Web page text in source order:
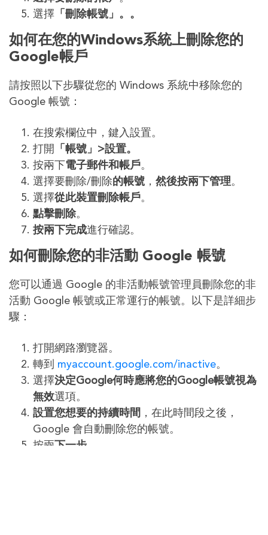
選擇 「刪除帳號」。。
如何在您的Windows系統上刪除您的
Google帳戶
請按照以下步驟從您的 Windows 系統中移除您的
Google 帳號：
在搜索欄位中，鍵入設置。
打開
「帳號」>設置。
按兩下 電子郵件和帳戶。
選擇要刪除/刪除的帳號 ， 然後按兩下管理。
選擇從此裝置刪除帳戶。
點擊刪除。
按兩下完成進行確認。
如何刪除您的非活動 Google 帳號
您可以通過 Google 的非活動帳號管理員刪除您的非
活動 Google 帳號或正常運行的帳號。以下是詳細步
驟：
打開網路瀏覽器。
轉到 myaccount.google.com/inactive。
選擇決定Google何時應將您的Google帳號視為
無效選項。
設置您想要的持續時間 ，在此時間段之後，
Google 會自動刪除您的帳號。
按兩 下一步